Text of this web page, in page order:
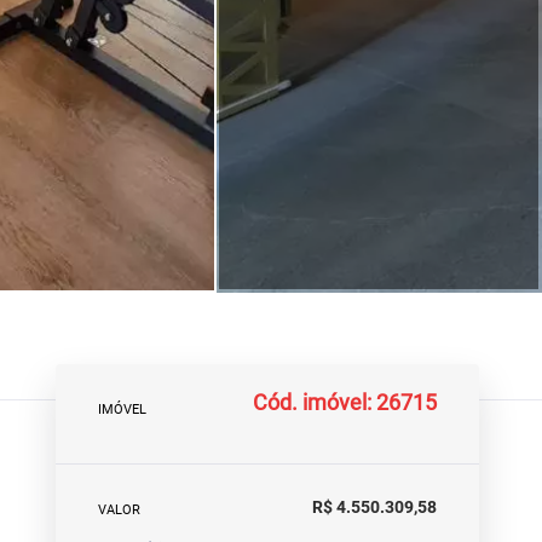
IMÓVEL Cód. imóvel: 26715
VALOR R$ 4.550.309,58